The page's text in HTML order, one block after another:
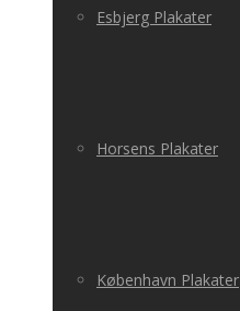
Esbjerg Plakater
Horsens Plakater
København Plakater